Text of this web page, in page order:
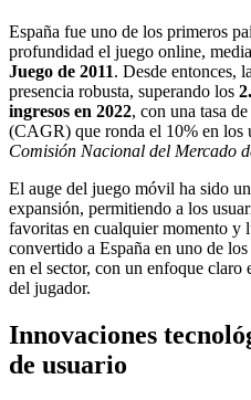
España fue uno de los primeros
profundidad el juego online,
Juego de 2011. Desde entonces,
presencia robusta, superando los
ingresos en 2022, con una tasa
(CAGR) que ronda el 10% en los
Comisión Nacional del Mercado
El auge del juego móvil ha sido
expansión, permitiendo a los
favoritas en cualquier momento y
convertido a España en uno de
en el sector, con un enfoque claro
del jugador.
Innovaciones
de usuario